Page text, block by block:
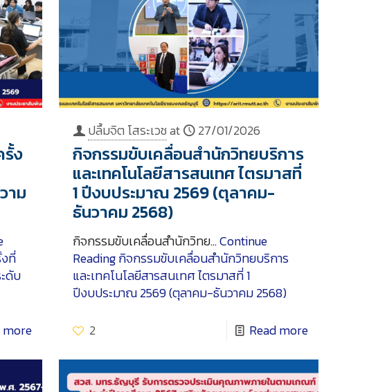
ง
าม
ที่
ดับ
more
ปลื้มจิต โสระเวชat 27/01/2026
กิจกรรมขับเคลื่อนสำนักวิทยบริการ
และเทคโนโลยีสารสนเทศ ไตรมาสที่
1 ปีงบประมาณ 2569 (ตุลาคม-
ธันวาคม 2568)
กิจกรรมขับเคลื่อนสำนักวิทย…Continue
Readingกิจกรรมขับเคลื่อนสำนักวิทยบริการ
และเทคโนโลยีสารสนเทศ ไตรมาสที่ 1
ปีงบประมาณ 2569 (ตุลาคม-ธันวาคม 2568)
2
Read more